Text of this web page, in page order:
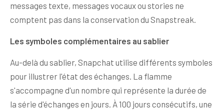
messages texte, messages vocaux ou stories ne
comptent pas dans la conservation du Snapstreak.
Les symboles complémentaires au sablier
Au-delà du sablier, Snapchat utilise différents symboles
pour illustrer l'état des échanges. La flamme
s'accompagne d'un nombre qui représente la durée de
la série d'échanges en jours. À 100 jours consécutifs, une